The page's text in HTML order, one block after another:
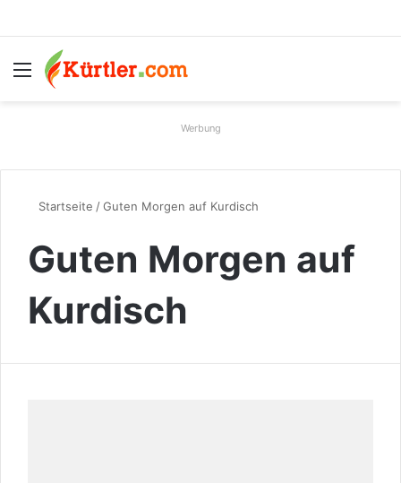
Menü
Werbung
Startseite /Guten Morgen auf Kurdisch
Guten Morgen auf
Kurdisch